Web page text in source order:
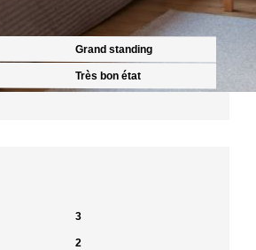
Grand standing
Très bon état
3
2